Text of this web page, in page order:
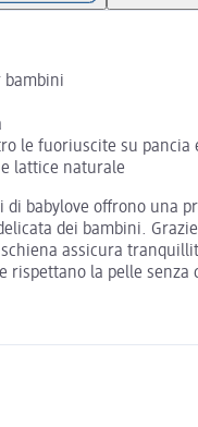
bambini
le fuoriuscite su pancia
lattice naturale
di babylove offrono una
dei bambini.
assicura
rispettano la pelle